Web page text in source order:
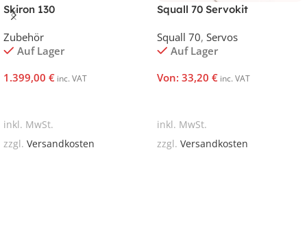
Skiron 130
Zubehör
Auf Lager
1.399,00 € inc. VAT
inkl. MwSt.
zzgl. Versandkosten
Squall 70 Servokit
Squall 70, Servos
Auf Lager
Von: 33,20 € inc. VAT
inkl. MwSt.
zzgl. Versandkosten